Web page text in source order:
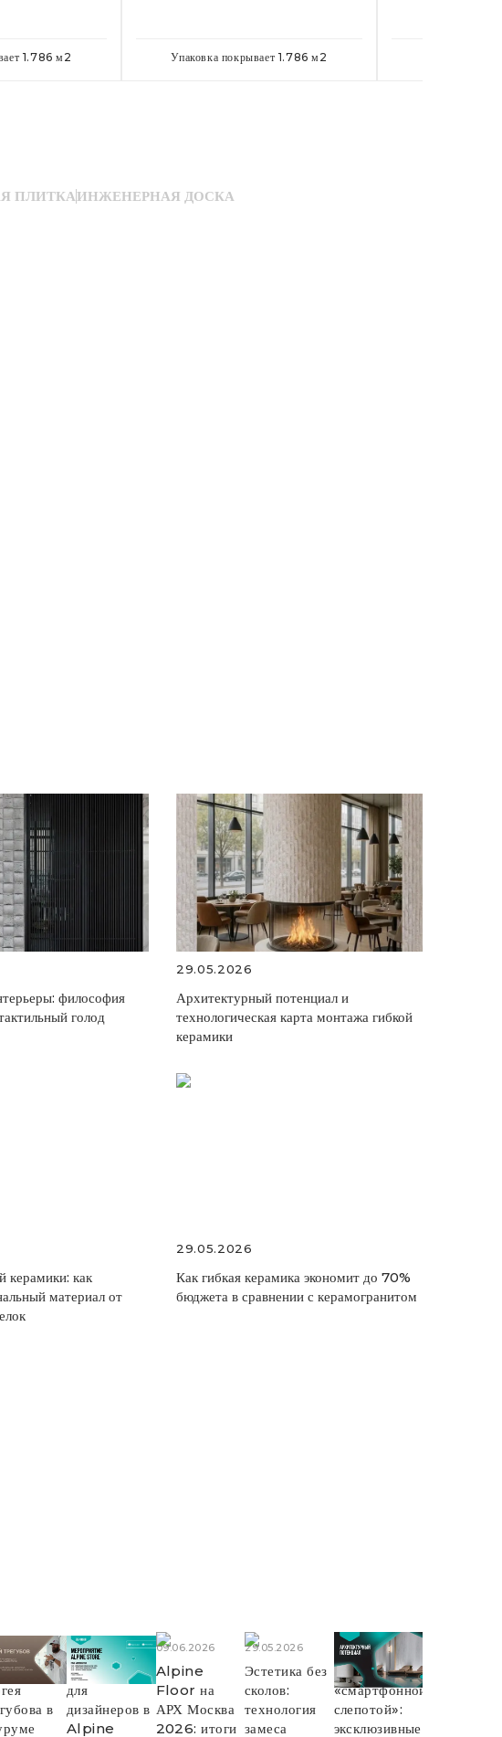
1.786 м2 Упаковка покрывает 1.786 м2
ПЛИТКАИНЖЕНЕРНАЯ ДОСКА
философия
голод
29.05.2026
Архитектурный потенциал и
технологическая карта монтажа гибкой
керамики
керамики: как
материал от
29.05.2026
Как гибкая керамика экономит до 70%
бюджета в сравнении с керамогранитом
в
11.06.2026
Мероприятие
для
дизайнеров в
Alpine
09.06.2026
Alpine
Floor на
АРХ Москва
2026: итоги
29.05.2026
Эстетика без
сколов:
технология
замеса
29.05.2026
Борьба со
«смартфонной
слепотой»:
эксклюзивные